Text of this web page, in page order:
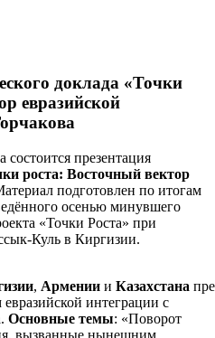
доклада «Точки
евразийской
состоится презентация
роста: Восточный вектор
подготовлен по итогам
осенью минувшего
«Точки Роста» при
Куль в Киргизии.
, Армении и Казахстана
интеграции с
Основные темы: «Поворот
вызванные нынешним